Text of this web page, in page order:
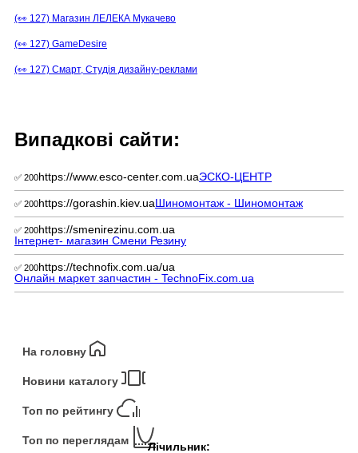
(👀 127) Магазин ЛЕЛЕКА Мукачево
(👀 127) GameDesire
(👀 127) Смарт, Студія дизайну-реклами
Випадкові сайти:
✅ 200https://www.esco-center.com.uaЭСКО-ЦЕНТР
✅ 200https://gorashin.kiev.uaШиномонтаж - Шиномонтаж
✅ 200https://smenirezinu.com.ua
Інтернет- магазин Смени Резину
✅ 200https://technofix.com.ua/ua
Онлайн маркет запчастин - TechnoFix.com.ua
На головну
Новини каталогу
Топ по рейтингу
Топ по переглядам